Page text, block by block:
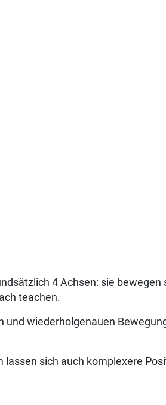
4 Achsen: sie
teachen.
und wiederholgenauen
sich auch komplexere